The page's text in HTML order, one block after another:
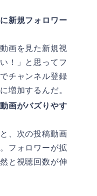
新規フォロワー
画を見た新規視
！」と思ってフ
チャンネル登録
増加するんだ。
画がバズりやす
、次の投稿動画
フォロワーが拡
と視聴回数が伸